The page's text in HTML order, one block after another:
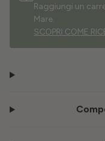
Raggiungi un
Mare.
SCOPRI COME